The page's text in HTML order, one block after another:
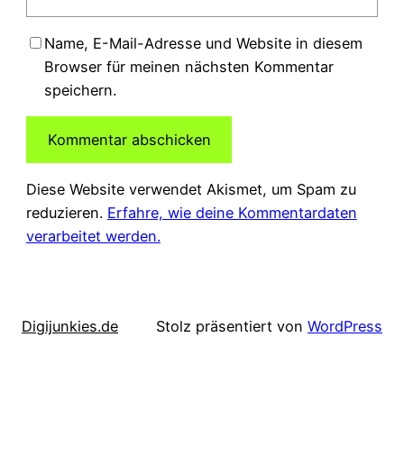
Name, E-Mail-Adresse und Website in diesem
Browser für meinen nächsten Kommentar
speichern.
Diese Website verwendet Akismet, um Spam zu
reduzieren. Erfahre, wie deine Kommentardaten
verarbeitet werden.
Digijunkies.de Stolz präsentiert von WordPress